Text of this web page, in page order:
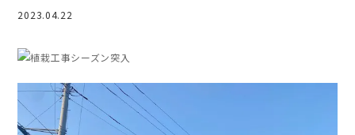
2023.04.22